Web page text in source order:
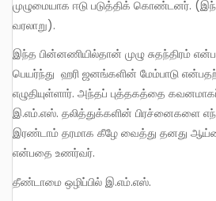
முழுமையாக ஈடு படுத்திக் கொண்டனர்.
வரலாறு).
இந்த பின்னணியில்தான் முழு சுதந்திரம் என்பதிலிருந்து குவி மையம்
பெயர்ந்து ஹரி ஜனங்களின் மேம்பாடு
எழுதியுள்ளார். அந்தப் புத்தகத்தை
இ.எம்.எஸ். தலித்துக்களின் பிரச்னைகளை
இரண்டாம் தரமாக கீழே வைத்து தனது
என்பதை உணர்வர்.
தீண்டாமை ஒழிப்பில் இ.எம்.எஸ்.